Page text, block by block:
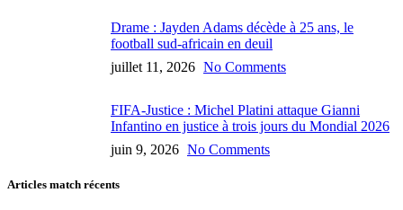
Drame : Jayden Adams décède à 25 ans, le
football sud-africain en deuil
juillet 11, 2026 No Comments
FIFA-Justice : Michel Platini attaque Gianni
Infantino en justice à trois jours du Mondial 2026
juin 9, 2026 No Comments
Articles match récents